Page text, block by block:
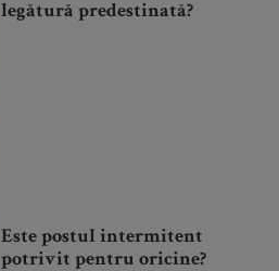
legătură predestinată?
Este postul intermitent
potrivit pentru oricine?